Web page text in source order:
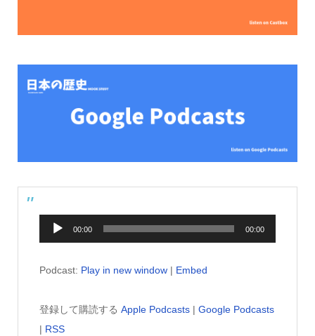
声
ー
00:00 00:00
Podcast: Play in new window| Embed
登録して購読する Apple Podcasts| Google Podcasts
| RSS